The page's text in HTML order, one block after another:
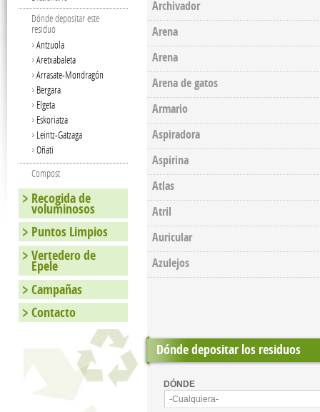
Archivador
Arena
Arena
Arena de gatos
Armario
Aspiradora
Aspirina
Atlas
Atril
Auricular
Azulejos
Dónde depositar los residuos
DÓNDE
-Cualquiera-
Dónde depositar este
residuo
Antzuola
Aretxabaleta
Arrasate-Mondragón
Bergara
Elgeta
Eskoriatza
Leintz-Gatzaga
Oñati
Compost
Recogida de
voluminosos
Puntos Limpios
Vertedero de
Epele
Campañas
Contacto